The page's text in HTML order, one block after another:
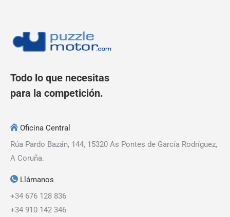
Todo lo que necesitas
para la competición.
Oficina Central
Rúa Pardo Bazán, 144, 15320 As Pontes de García Rodríguez,
A Coruña.
Llámanos
+34 676 128 836
+34 910 142 346